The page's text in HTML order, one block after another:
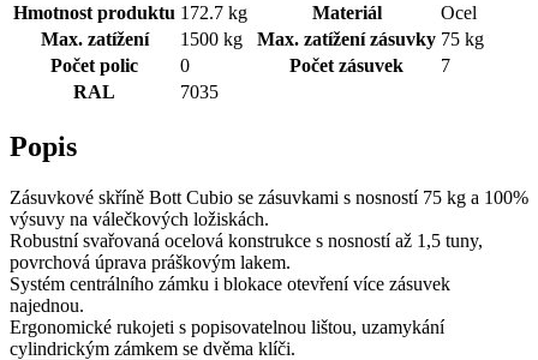
Hmotnost produktu 172.7 kg Materiál
Ocel
Max. zatížení
1500 kg Max. zatížení zásuvky 75 kg
Počet polic
0 Počet zásuvek
7
RAL
7035
Popis
Zásuvkové skříně Bott Cubio se zásuvkami s nosností 75 kg a 100%
výsuvy na válečkových ložiskách.
Robustní svařovaná ocelová konstrukce s nosností až 1,5 tuny,
povrchová úprava práškovým lakem.
Systém centrálního zámku i blokace otevření více zásuvek
najednou.
Ergonomické rukojeti s popisovatelnou lištou, uzamykání
cylindrickým zámkem se dvěma klíči.